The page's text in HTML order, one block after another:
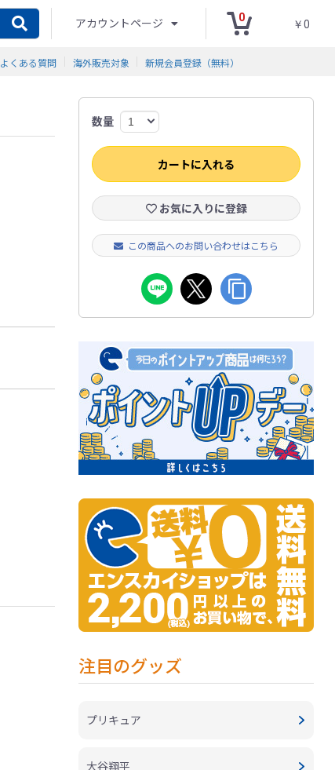
アカウントページ 0
￥0
よくある質問 海外販売対象 新規会員登録（無料）
数量
カートに入れる
お気に入りに登録
この商品へのお問い合わせはこちら
注目のグッズ
プリキュア
大谷翔平